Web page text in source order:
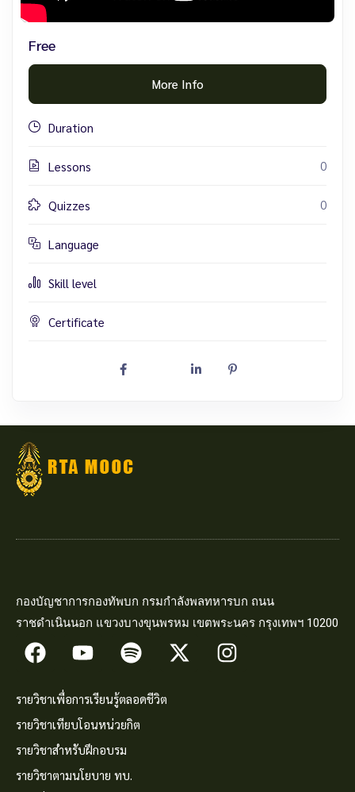
Free
More Info
Duration
Lessons 0
Quizzes 0
Language
Skill level
Certificate
กองบัญชาการกองทัพบก กรมกำลังพลทหารบก ถนน
ราชดำเนินนอก แขวงบางขุนพรหม เขตพระนคร กรุงเทพฯ 10200
รายวิชาเพื่อการเรียนรู้ตลอดชีวิต
รายวิชาเทียบโอนหน่วยกิต
รายวิชาสำหรับฝึกอบรม
รายวิชาตามนโยบาย ทบ.